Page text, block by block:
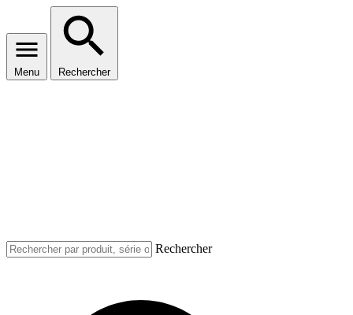
Menu Rechercher
Rechercher